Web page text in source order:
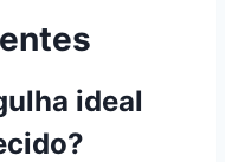
ideal